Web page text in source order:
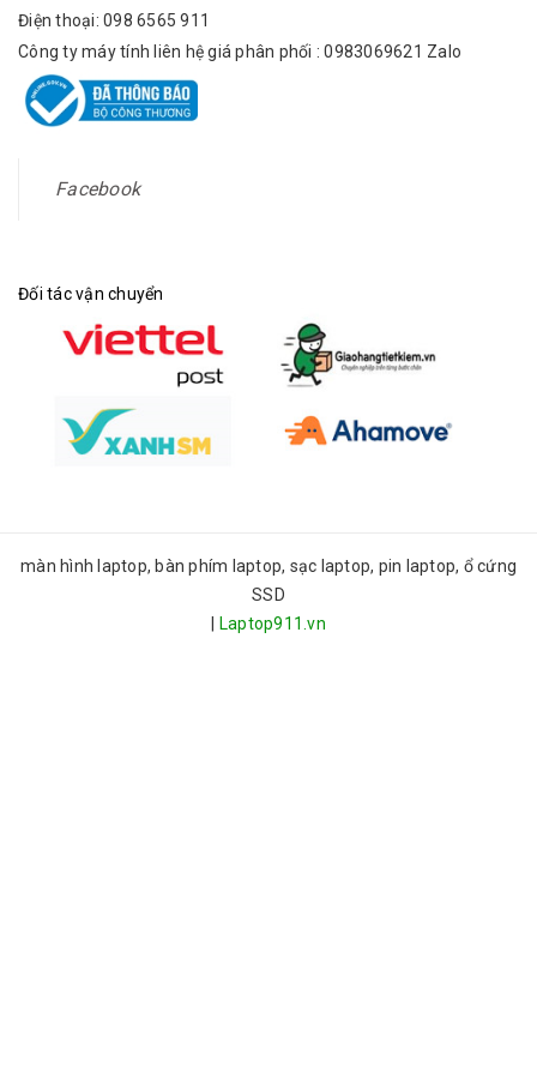
Điện thoại: 098 6565 911
Công ty máy tính liên hệ giá phân phối : 0983069621 Zalo
Facebook
Đối tác vận chuyển
màn hình laptop, bàn phím laptop, sạc laptop, pin laptop, ổ cứng
SSD
Laptop911.vn